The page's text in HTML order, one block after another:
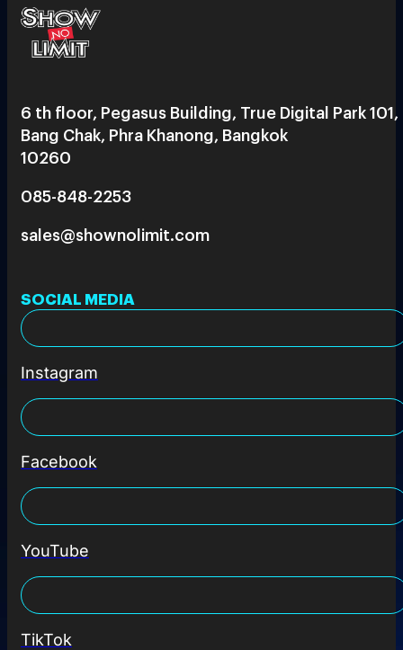
6 th floor, Pegasus Building, True Digital Park 101,
Bang Chak, Phra Khanong, Bangkok
10260
085-848-2253
sales@shownolimit.com
SOCIAL MEDIA
Instagram
Facebook
YouTube
TikTok